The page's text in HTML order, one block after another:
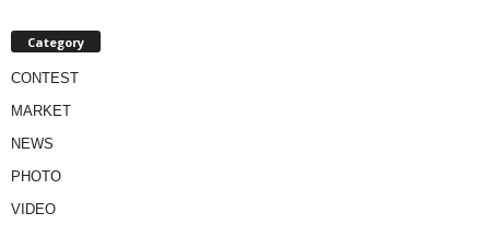
Category
CONTEST
MARKET
NEWS
PHOTO
VIDEO